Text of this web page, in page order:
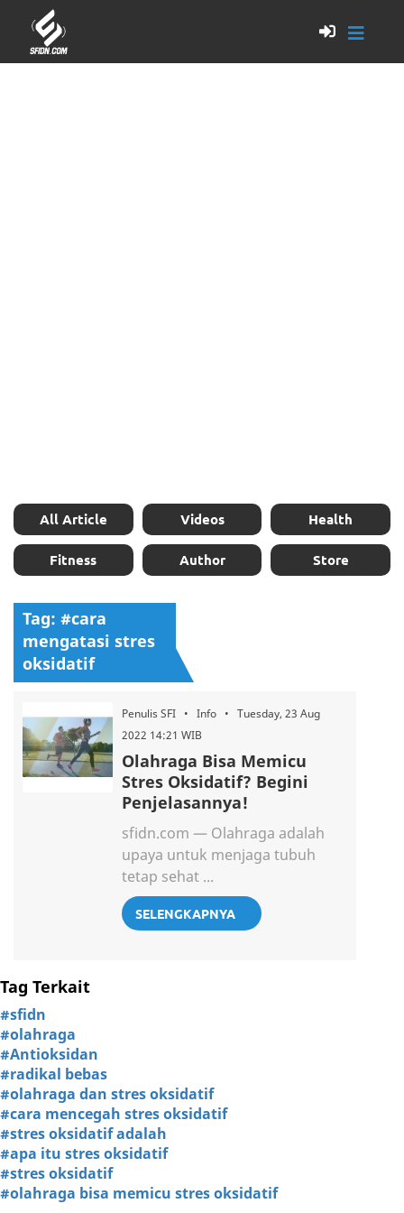
All Article Videos Health
Fitness Author Store
Tag: #cara
mengatasi stres
oksidatif
Penulis SFI • Info • Tuesday, 23 Aug
2022 14:21 WIB
Olahraga Bisa Memicu
Stres Oksidatif? Begini
Penjelasannya!
sfidn.com — Olahraga adalah
upaya untuk menjaga tubuh
tetap sehat ...
SELENGKAPNYA
Tag Terkait
#sfidn
#olahraga
#Antioksidan
#radikal bebas
#olahraga dan stres oksidatif
#cara mencegah stres oksidatif
#stres oksidatif adalah
#apa itu stres oksidatif
#stres oksidatif
#olahraga bisa memicu stres oksidatif